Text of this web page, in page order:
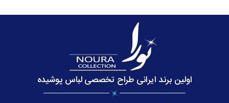
اولین برند ایرانی طراح تخصصی لباس پوشیده